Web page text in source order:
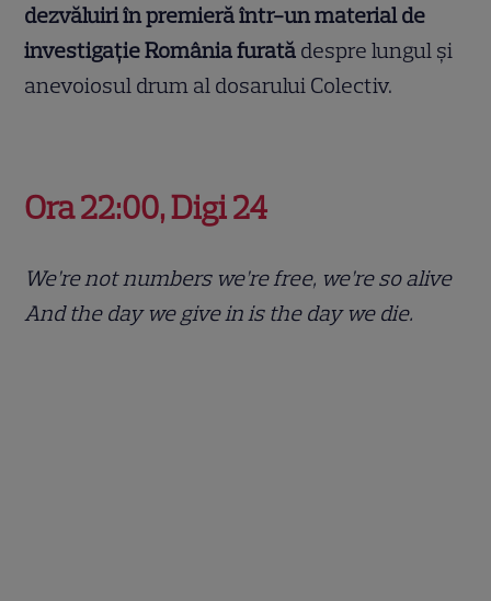
dezvăluiri în premieră într-unmaterial de
investigație România furată despre lungul și
anevoiosul drum al dosarului Colectiv.
Ora 22:00, Digi 24
We’re not numbers we’re free, we’re so alive
And the day we give in is the day we die.